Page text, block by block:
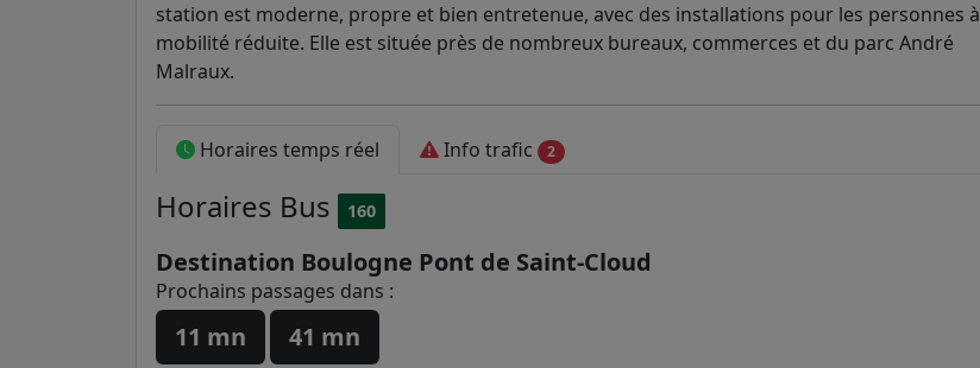
station est moderne, propre et bien entretenue, avec des installations pour les personnes à
mobilité réduite. Elle est située près de nombreux bureaux, commerces et du parc André
Malraux.
Horaires temps réel Info trafic 2
Horaires Bus 160
Destination Boulogne Pont de Saint-Cloud
Prochains passages dans :
11 mn
41 mn